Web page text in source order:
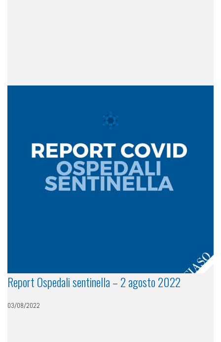
Report Ospedali sentinella – 2 agosto 2022
03/08/2022